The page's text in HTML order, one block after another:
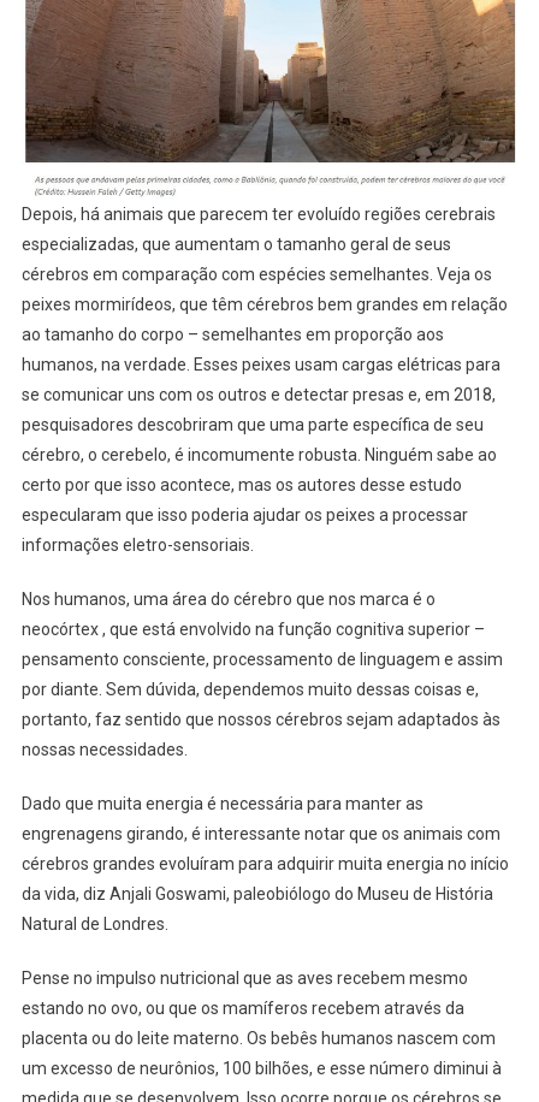
Depois, há animais que parecem ter evoluído regiões cerebrais
especializadas, que aumentam o tamanho geral de seus
cérebros em comparação com espécies semelhantes. Veja os
peixes mormirídeos, que têm cérebros bem grandes em relação
ao tamanho do corpo – semelhantes em proporção aos
humanos, na verdade. Esses peixes usam cargas elétricas para
se comunicar uns com os outros e detectar presas e, em 2018,
pesquisadores descobriram que uma parte específica de seu
cérebro, o cerebelo, é incomumente robusta. Ninguém sabe ao
certo por que isso acontece, mas os autores desse estudo
especularam que isso poderia ajudar os peixes a processar
informações eletro-sensoriais.
Nos humanos, uma área do cérebro que nos marca é o
neocórtex , que está envolvido na função cognitiva superior –
pensamento consciente, processamento de linguagem e assim
por diante. Sem dúvida, dependemos muito dessas coisas e,
portanto, faz sentido que nossos cérebros sejam adaptados às
nossas necessidades.
Dado que muita energia é necessária para manter as
engrenagens girando, é interessante notar que os animais com
cérebros grandes evoluíram para adquirir muita energia no início
da vida, diz Anjali Goswami, paleobiólogo do Museu de História
Natural de Londres.
Pense no impulso nutricional que as aves recebem mesmo
estando no ovo, ou que os mamíferos recebem através da
placenta ou do leite materno. Os bebês humanos nascem com
um excesso de neurônios, 100 bilhões, e esse número diminui à
medida que se desenvolvem. Isso ocorre porque os cérebros se